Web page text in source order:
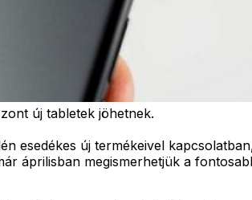
új tabletek jöhetnek.
esedékes új termékeivel
áprilisban megismerhetjük a